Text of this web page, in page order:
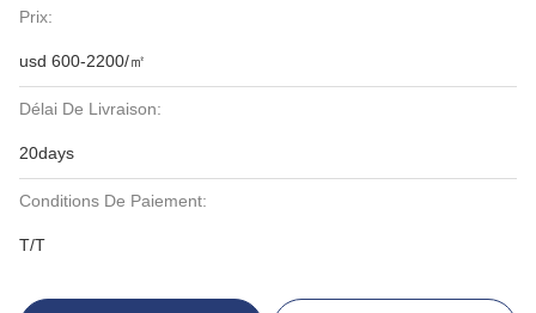
Prix:
usd 600-2200/㎡
Délai De Livraison:
20days
Conditions De Paiement:
T/T